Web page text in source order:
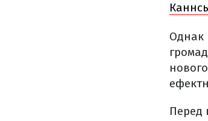
Однак
Перед